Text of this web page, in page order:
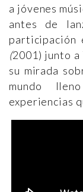
a jóvenes
antes de
participación
(2001) junto
su mirada
mundo
experiencias